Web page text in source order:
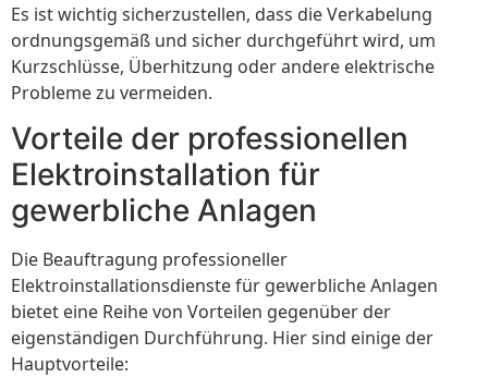
Es ist wichtig sicherzustellen, dass die Verkabelung
ordnungsgemäß und sicher durchgeführt wird, um
Kurzschlüsse, Überhitzung oder andere elektrische
Probleme zu vermeiden.
Vorteile der professionellen
Elektroinstallation für
gewerbliche Anlagen
Die Beauftragung professioneller
Elektroinstallationsdienste für gewerbliche Anlagen
bietet eine Reihe von Vorteilen gegenüber der
eigenständigen Durchführung. Hier sind einige der
Hauptvorteile: